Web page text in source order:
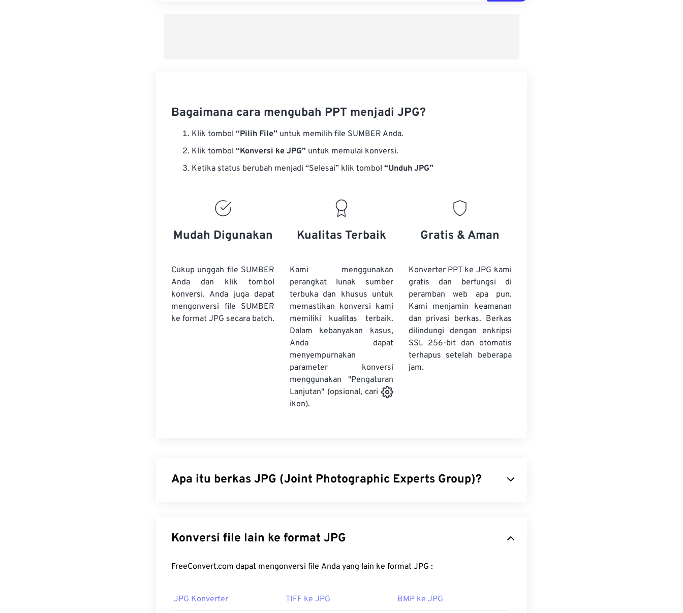
Bagaimana cara mengubah PPT menjadi JPG?
Klik tombol “Pilih File” untuk memilih file SUMBER Anda.
Klik tombol “Konversi ke JPG” untuk memulai konversi.
Ketika status berubah menjadi “Selesai” klik tombol “Unduh JPG”
Mudah Digunakan
Cukup unggah file SUMBER
Anda dan klik tombol
konversi. Anda juga dapat
mengonversi file SUMBER
ke format JPG secara batch.
Kualitas Terbaik
Kami menggunakan
perangkat lunak sumber
terbuka dan khusus untuk
memastikan konversi kami
memiliki kualitas terbaik.
Dalam kebanyakan kasus,
Anda dapat
menyempurnakan
parameter konversi
menggunakan "Pengaturan
Lanjutan" (opsional, cari
ikon).
Gratis & Aman
Konverter PPT ke JPG kami
gratis dan berfungsi di
peramban web apa pun.
Kami menjamin keamanan
dan privasi berkas. Berkas
dilindungi dengan enkripsi
SSL 256-bit dan otomatis
terhapus setelah beberapa
jam.
Apa itu berkas JPG (Joint Photographic Experts Group)?
penggunaannya yang luas. Karena itu, ukuran berkas JPG yang relatif kecil membuatnya
sangat baik untuk dipindahkan melalui internet dan digunakan di situs web. Anda dapat
Konversi file lain ke format JPG
FreeConvert.com dapat mengonversi file Anda yang lain ke format JPG :
JPG Konverter TIFF ke JPG BMP ke JPG